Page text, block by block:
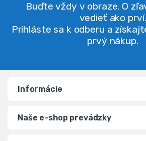
Buďte vždy v obraze. O
vedieť ako prví.
Prihláste sa k odberu a
prvý nákup.
Informácie
Naše e-shop prevádzky